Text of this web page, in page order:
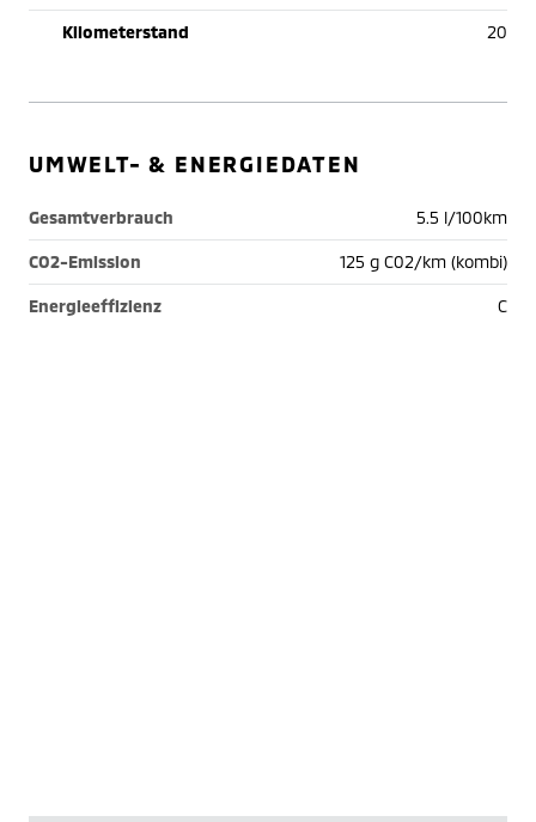
Kilometerstand 20
UMWELT- & ENERGIEDATEN
Gesamtverbrauch 5.5 l/100km
CO2-Emission 125 g C02/km (kombi)
Energieeffizienz C